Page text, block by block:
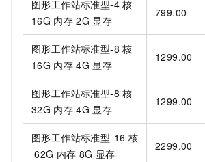
图形工作站标准型-4 核
16G 内存 2G 显存
799.00
图形工作站标准型-8 核
16G 内存 4G 显存
1299.00
图形工作站标准型-8 核
32G 内存 4G 显存
1299.00
图形工作站标准型-16 核
62G 内存 8G 显存
2299.00